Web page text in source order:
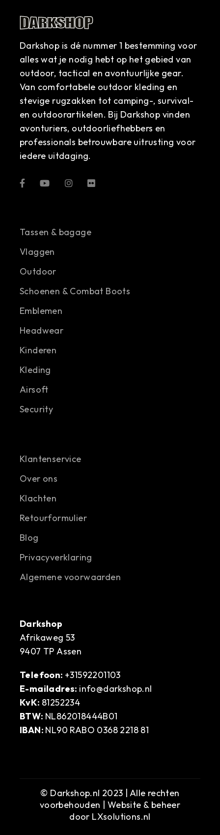
Darkshop is dé nummer 1 bestemming voor
alles wat je nodig hebt op het gebied van
outdoor, tactical en avontuurlijke gear.
Van comfortabele outdoor kleding en
stevige rugzakken tot camping-, survival-
en outdoorartikelen. Bij Darkshop vinden
avonturiers, outdoorliefhebbers en
professionals betrouwbare uitrusting voor
iedere uitdaging.
Tassen & bagage
Vlaggen
Outdoor
Schoenen & Combat Boots
Emblemen
Headwear
Kinderen
Kleding
Airsoft
Security
Klantenservice
Over ons
Klachten
Retourformulier
Blog
Privacyverklaring
Algemene voorwaarden
Darkshop
Afrikaweg 53
9407 TP Assen
Telefoon: +31592201103
E-mailadres: info@darkshop.nl
KvK: 81252234
BTW: NL862018444B01
IBAN: NL90 RABO 0368 2218 81
© Darkshop.nl 2023 | Alle rechten
voorbehouden | Website & beheer
door LXsolutions.nl